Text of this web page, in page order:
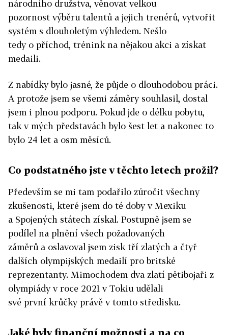
národního družstva, věnovat velkou
pozornost výběru talentů a jejich trenérů, vytvořit
systém s dlouholetým výhledem. Nešlo
tedy o příchod, trénink na nějakou akci a získat
medaili.
Z nabídky bylo jasné, že půjde o dlouhodobou práci.
A protože jsem se všemi záměry souhlasil, dostal
jsem i plnou podporu. Pokud jde o délku pobytu,
tak v mých představách bylo šest let a nakonec to
bylo 24 let a osm měsíců.
Co podstatného jste v těchto letech prožil?
Především se mi tam podařilo zúročit všechny
zkušenosti, které jsem do té doby v Mexiku
a Spojených státech získal. Postupně jsem se
podílel na plnění všech požadovaných
záměrů a oslavoval jsem zisk tří zlatých a čtyř
dalších olympijských medailí pro britské
reprezentanty. Mimochodem dva zlatí pětibojaři z
olympiády v roce 2021 v Tokiu udělali
své první krůčky právě v tomto středisku.
Jaké byly finanční možnosti a na co